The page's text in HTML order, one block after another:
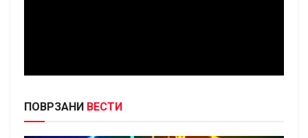
ПОВРЗАНИ ВЕСТИ